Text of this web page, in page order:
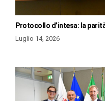
Protocollo d’intesa: la
Luglio 14, 2026